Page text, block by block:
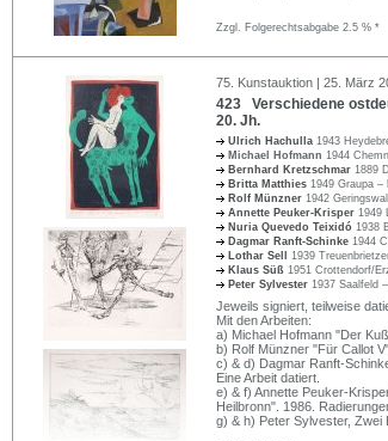
Zzgl. Folgerechtsabgabe 2.5 % *
75. Kunstauktion | 25. März
423 Verschiedene
20. Jh.
Ulrich Hachulla 1943
Michael Hofmann 1944
Bernhard Kretzschmar 1889
Britta Matthies 1949 Graupa –
Rolf Münzner 1942
Annette Peuker-Krisper 1949
Nuria Quevedo Teixidó 1938
Dagmar Ranft-Schinke 1944
Lothar Sell 1939
Klaus Süß 1951 Crottendorf/
Peter Sylvester 1937 Saalfeld
Jeweils signiert, teilweise
Mit den Arbeiten:
a) Michael Hofmann "Der
b) Rolf Münzner "Für Callot
c) & d) Dagmar Ranft-
Eine Arbeit datiert.
e) & f) Annette Peuker-
Heilbronn". 1986.
g) & h) Peter Sylvester, Zwei